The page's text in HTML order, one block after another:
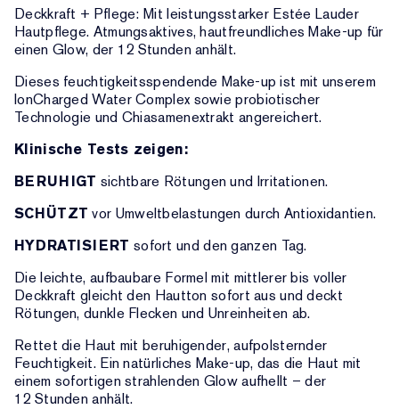
Deckkraft + Pflege: Mit leistungsstarker Estée Lauder
Hautpflege. Atmungsaktives, hautfreundliches Make-up für
einen Glow, der 12 Stunden anhält.
Dieses feuchtigkeitsspendende Make-up ist mit unserem
IonCharged Water Complex sowie probiotischer
Technologie und Chiasamenextrakt angereichert.
Klinische Tests zeigen:
BERUHIGT sichtbare Rötungen und Irritationen.
SCHÜTZT vor Umweltbelastungen durch Antioxidantien.
HYDRATISIERT sofort und den ganzen Tag.
Die leichte, aufbaubare Formel mit mittlerer bis voller
Deckkraft gleicht den Hautton sofort aus und deckt
Rötungen, dunkle Flecken und Unreinheiten ab.
Rettet die Haut mit beruhigender, aufpolsternder
Feuchtigkeit. Ein natürliches Make-up, das die Haut mit
einem sofortigen strahlenden Glow aufhellt – der
12 Stunden anhält.